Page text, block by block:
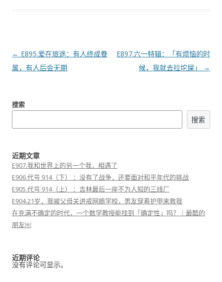
文
章
← E895.爱在旅途：有人终成眷
属，有人后会无期
E897.六一特辑：「有烦恼的时
候，我就去拉坨屎」
→
搜索
搜索
近期文章
E907.我和世界上的另一个我，相遇了
E906.代号 914（下） ：没有了战争，还要面对和平年代的挑战
E905.代号 914（上） ：吉林最后一座不为人知的三线厂
E904.21岁，我被父母关进戒网瘾学校，男友穿着护甲来救我
在充满不确定的时代，一个数学教授能找到「确定性」吗？｜最酷的
朋友￼
近期评论
没有评论可显示。